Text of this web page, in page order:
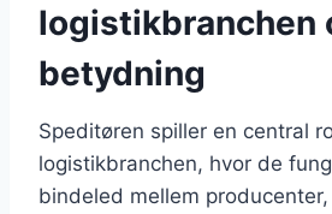
logistikbranchen
betydning
Speditøren spiller en central
logistikbranchen, hvor de
bindeled mellem